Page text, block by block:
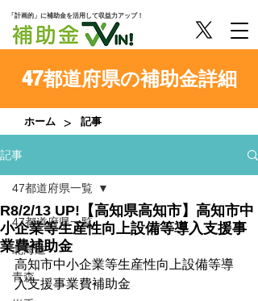
「計画的」に補助金を活用して収益力アップ！
47都道府県の補助金詳細
ホーム > 記事
記事
47都道府県一覧
北海道
青森
47都道府県一覧
R8/2/13 UP!【高知県高知市】高知市中
小企業等生産性向上設備等導入支援事
業費補助金
高知市中小企業等生産性向上設備等導
入支援事業費補助金